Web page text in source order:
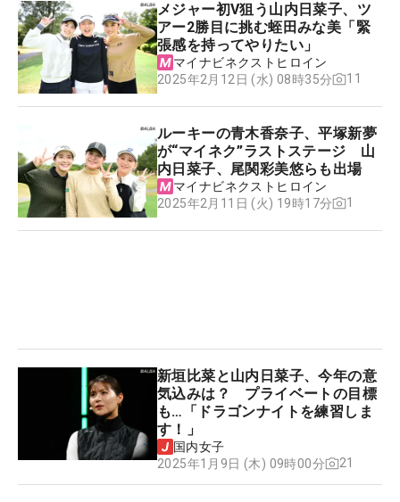
メジャー初V狙う山内日菜子、ツ
アー2勝目に挑む蛭田みな美「緊
張感を持ってやりたい」
マイナビネクストヒロイン
2025年2月12日 (水) 08時35分
11
ルーキーの青木香奈子、平塚新夢
が“マイネク”ラストステージ 山
内日菜子、尾関彩美悠らも出場
マイナビネクストヒロイン
2025年2月11日 (火) 19時17分
1
新垣比菜と山内日菜子、今年の意
気込みは？ プライベートの目標
も…「ドラゴンナイトを練習しま
す！」
国内女子
2025年1月9日 (木) 09時00分
21